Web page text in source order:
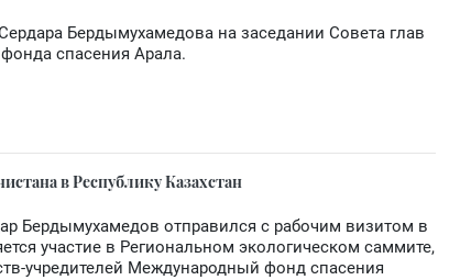
Бердымухамедова на заседании Совета глав
спасения Арала.
в Республику Казахстан
Бердымухамедов отправился с рабочим визитом в
участие в Региональном экологическом саммите,
учредителей Международный фонд спасения